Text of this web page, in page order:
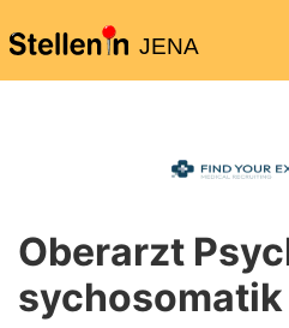
JENA
Oberarzt